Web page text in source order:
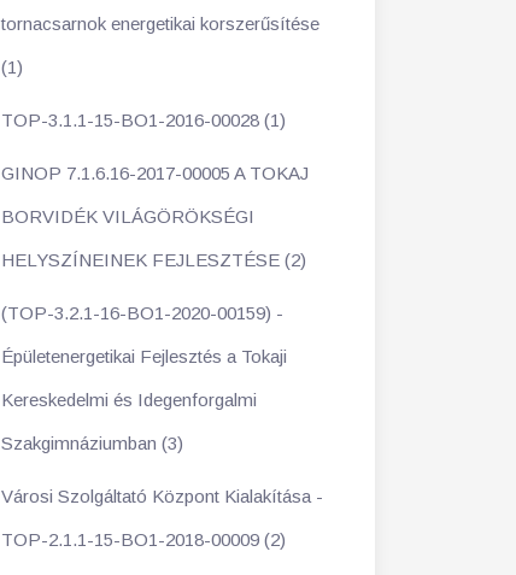
tornacsarnok energetikai korszerűsítése
(1)
TOP-3.1.1-15-BO1-2016-00028 (1)
GINOP 7.1.6.16-2017-00005 A TOKAJ
BORVIDÉK VILÁGÖRÖKSÉGI
HELYSZÍNEINEK FEJLESZTÉSE (2)
(TOP-3.2.1-16-BO1-2020-00159) -
Épületenergetikai Fejlesztés a Tokaji
Kereskedelmi és Idegenforgalmi
Szakgimnáziumban (3)
Városi Szolgáltató Központ Kialakítása -
TOP-2.1.1-15-BO1-2018-00009 (2)